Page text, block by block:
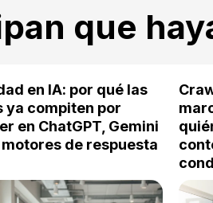
que
en IA: por qué las
ya compiten por
en ChatGPT, Gemini
de respuesta